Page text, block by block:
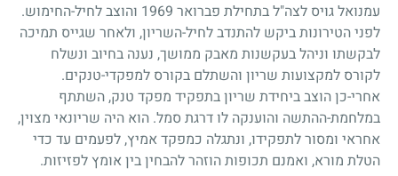
עמנואל גויס לצה"ל בתחילת פברואר 1969 והוצב לחיל-החימוש.
לפני הטירונות ביקש להתנדב לחיל-השריון, ולאחר שגייס תמיכה
לבקשתו וניהל בעקשנות מאבק ממושך, נענה בחיוב ונשלח
לקורס למקצועות שריון והשתלם בקורס למפקדי-טנקים.
אחרי-כן הוצב ביחידת שריון בתפקיד מפקד טנק, השתתף
במלחמת-ההתשה והוענקה לו דרגת סמל. הוא היה שריונאי מצוין,
אחראי ומסור לתפקידו, ונתגלה כמפקד אמיץ, לפעמים עד כדי
הטלת מורא, ואמנם תכופות הוזהר להבחין בין אומץ לפזיזות.